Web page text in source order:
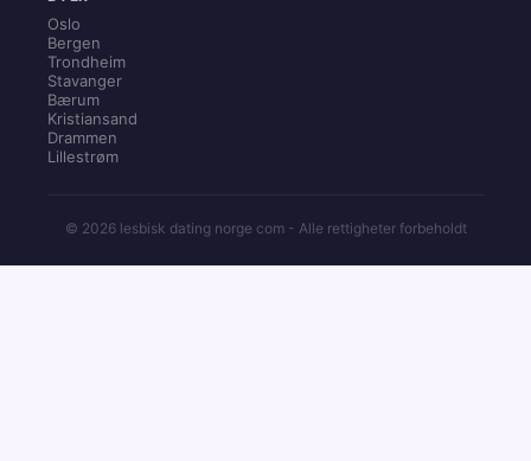
Oslo
Bergen
Trondheim
Stavanger
Bærum
Kristiansand
Drammen
Lillestrøm
© 2026 lesbisk dating norge com - Alle rettigheter forbeholdt